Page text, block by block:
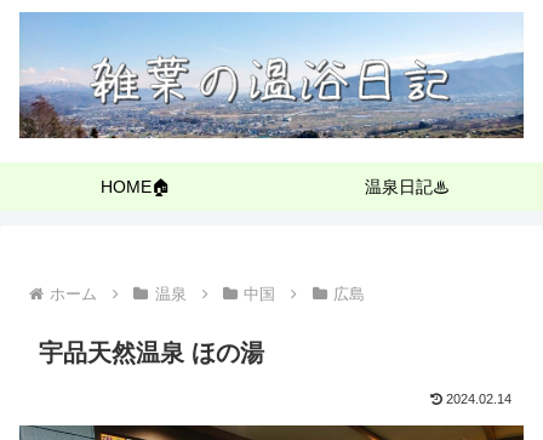
HOME🏠 温泉日記♨
ホーム 温泉 中国 広島
宇品天然温泉 ほの湯
2024.02.14